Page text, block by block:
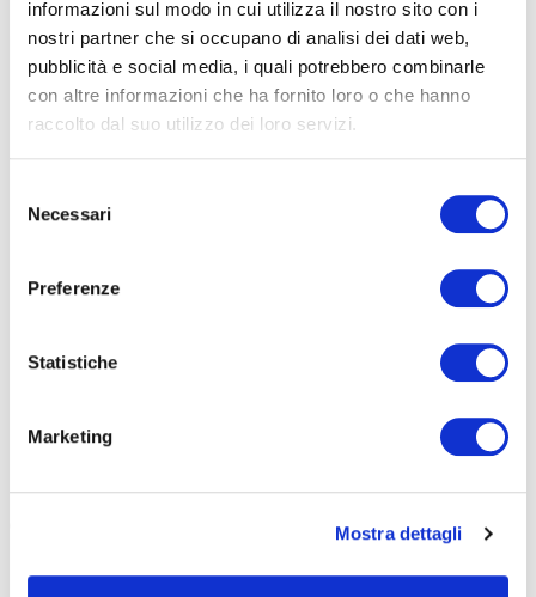
informazioni sul modo in cui utilizza il nostro sito con i
nostri partner che si occupano di analisi dei dati web,
pubblicità e social media, i quali potrebbero combinarle
con altre informazioni che ha fornito loro o che hanno
raccolto dal suo utilizzo dei loro servizi.
delNecessari
Preferenze
Statistiche
Marketing
Mostra dettagli
La nuova scarpa Circuit Road è la scelta ideale per i ciclisti che
rapporto qualità/prezzo accurato.La scarpa è disponibile in tre
una suola rigida, il
rotori.E’ compatibile con le tacchette a due e tre viti, per una